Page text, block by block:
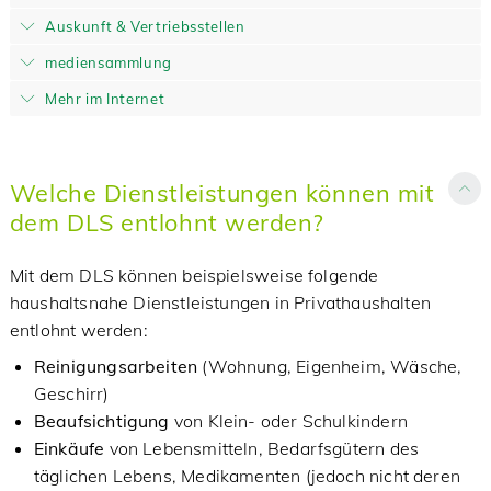
Auskunft & Vertriebsstellen
mediensammlung
Mehr im Internet
Welche Dienstleistungen können mit
dem DLS entlohnt werden?
Mit dem DLS können beispielsweise folgende
haushaltsnahe Dienstleistungen in Privathaushalten
entlohnt werden:
Reinigungsarbeiten (Wohnung, Eigenheim, Wäsche,
Geschirr)
Beaufsichtigung von Klein- oder Schulkindern
Einkäufe von Lebensmitteln, Bedarfsgütern des
täglichen Lebens, Medikamenten (jedoch nicht deren